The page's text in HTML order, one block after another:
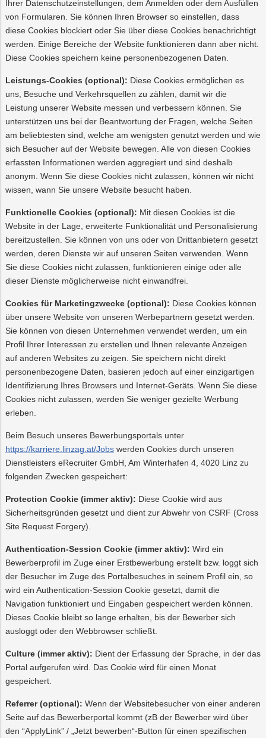
Ihrer Datenschutzeinstellungen, dem Anmelden oder dem Ausfüllen
von Formularen. Sie können Ihren Browser so einstellen, dass
diese Cookies blockiert oder Sie über diese Cookies benachrichtigt
werden. Einige Bereiche der Website funktionieren dann aber nicht.
Diese Cookies speichern keine personenbezogenen Daten.
Leistungs-Cookies (optional): Diese Cookies ermöglichen es
uns, Besuche und Verkehrsquellen zu zählen, damit wir die
Leistung unserer Website messen und verbessern können. Sie
unterstützen uns bei der Beantwortung der Fragen, welche Seiten
am beliebtesten sind, welche am wenigsten genutzt werden und wie
sich Besucher auf der Website bewegen. Alle von diesen Cookies
erfassten Informationen werden aggregiert und sind deshalb
anonym. Wenn Sie diese Cookies nicht zulassen, können wir nicht
wissen, wann Sie unsere Website besucht haben.
Funktionelle Cookies (optional): Mit diesen Cookies ist die
Website in der Lage, erweiterte Funktionalität und Personalisierung
bereitzustellen. Sie können von uns oder von Drittanbietern gesetzt
werden, deren Dienste wir auf unseren Seiten verwenden. Wenn
Sie diese Cookies nicht zulassen, funktionieren einige oder alle
dieser Dienste möglicherweise nicht einwandfrei.
Cookies für Marketingzwecke (optional): Diese Cookies können
über unsere Website von unseren Werbepartnern gesetzt werden.
Sie können von diesen Unternehmen verwendet werden, um ein
Profil Ihrer Interessen zu erstellen und Ihnen relevante Anzeigen
auf anderen Websites zu zeigen. Sie speichern nicht direkt
personenbezogene Daten, basieren jedoch auf einer einzigartigen
Identifizierung Ihres Browsers und Internet-Geräts. Wenn Sie diese
Cookies nicht zulassen, werden Sie weniger gezielte Werbung
erleben.
Beim Besuch unseres Bewerbungsportals unter
https://karriere.linzag.at/Jobs werden Cookies durch unseren
Dienstleisters eRecruiter GmbH, Am Winterhafen 4, 4020 Linz zu
folgenden Zwecken gespeichert:
Protection Cookie (immer aktiv): Diese Cookie wird aus
Sicherheitsgründen gesetzt und dient zur Abwehr von CSRF (Cross
Site Request Forgery).
Authentication-Session Cookie (immer aktiv): Wird ein
Bewerberprofil im Zuge einer Erstbewerbung erstellt bzw. loggt sich
der Besucher im Zuge des Portalbesuches in seinem Profil ein, so
wird ein Authentication-Session Cookie gesetzt, damit die
Navigation funktioniert und Eingaben gespeichert werden können.
Dieses Cookie bleibt so lange erhalten, bis der Bewerber sich
ausloggt oder den Webbrowser schließt.
Culture (immer aktiv): Dient der Erfassung der Sprache, in der das
Portal aufgerufen wird. Das Cookie wird für einen Monat
gespeichert.
Referrer (optional): Wenn der Websitebesucher von einer anderen
Seite auf das Bewerberportal kommt (zB der Bewerber wird über
den “ApplyLink” / „Jetzt bewerben“-Button für einen spezifischen